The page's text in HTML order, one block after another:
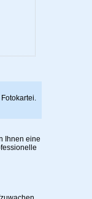
Ihnen eine